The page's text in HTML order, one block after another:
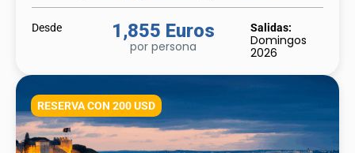
Desde 1,855 Euros
por persona
Salidas:
Domingos
2026
RESERVA CON 200 USD